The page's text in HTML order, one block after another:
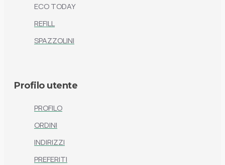
ECO TODAY
REFILL
SPAZZOLINI
Profilo utente
PROFILO
ORDINI
INDIRIZZI
PREFERITI